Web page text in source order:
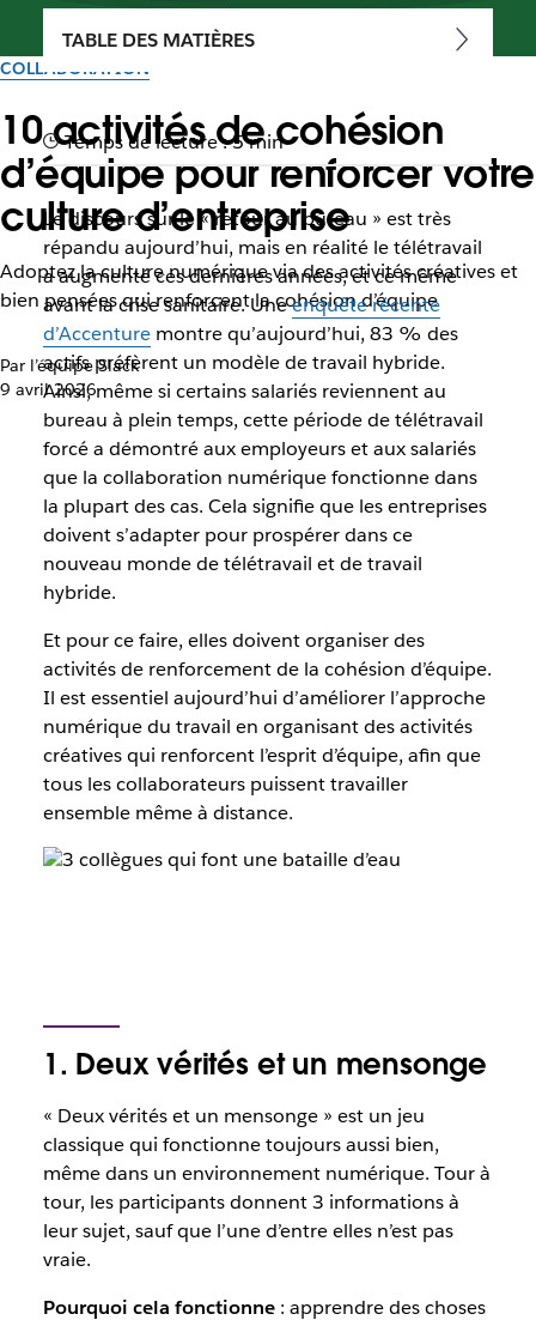
COLLABORATION
10 activités de cohésion
d’équipe pour renforcer votre
culture d’entreprise
Adoptez la culture numérique via des activités créatives et
bien pensées qui renforcent la cohésion d’équipe
Par l’équipe Slack
9 avril 2026
TABLE DES MATIÈRES
Temps de lecture : 5 min
Le discours sur le « retour au bureau » est très
répandu aujourd’hui, mais en réalité le télétravail
a augmenté ces dernières années, et ce même
avant la crise sanitaire. Uneenquête récente
d’Accenturemontre qu’aujourd’hui, 83 % des
actifs préfèrent un modèle de travail hybride.
Ainsi, même si certains salariés reviennent au
bureau à plein temps, cette période de télétravail
forcé a démontré aux employeurs et aux salariés
que la collaboration numérique fonctionne dans
la plupart des cas. Cela signifie que les entreprises
doivent s’adapter pour prospérer dans ce
nouveau monde de télétravail et de travail
hybride.
Et pour ce faire, elles doivent organiser des
activités de renforcement de la cohésion d’équipe.
Il est essentiel aujourd’hui d’améliorer l’approche
numérique du travail en organisant des activités
créatives qui renforcent l’esprit d’équipe, afin que
tous les collaborateurs puissent travailler
ensemble même à distance.
1. Deux vérités et un mensonge
« Deux vérités et un mensonge » est un jeu
classique qui fonctionne toujours aussi bien,
même dans un environnement numérique. Tour à
tour, les participants donnent 3 informations à
leur sujet, sauf que l’une d’entre elles n’est pas
vraie.
Pourquoi cela fonctionne: apprendre des choses